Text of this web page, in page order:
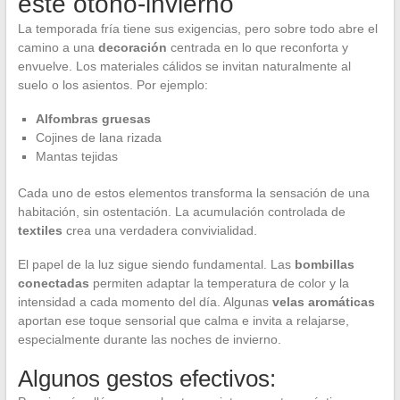
La temporada fría tiene sus exigencias, pero sobre todo abre el
camino a una decoración centrada en lo que reconforta y
envuelve. Los materiales cálidos se invitan naturalmente al
suelo o los asientos. Por ejemplo:
Alfombras gruesas
Cojines de lana rizada
Mantas tejidas
Cada uno de estos elementos transforma la sensación de una
habitación, sin ostentación. La acumulación controlada de
textiles crea una verdadera convivialidad.
El papel de la luz sigue siendo fundamental. Las bombillas
conectadas permiten adaptar la temperatura de color y la
intensidad a cada momento del día. Algunas velas aromáticas
aportan ese toque sensorial que calma e invita a relajarse,
especialmente durante las noches de invierno.
Algunos gestos efectivos: